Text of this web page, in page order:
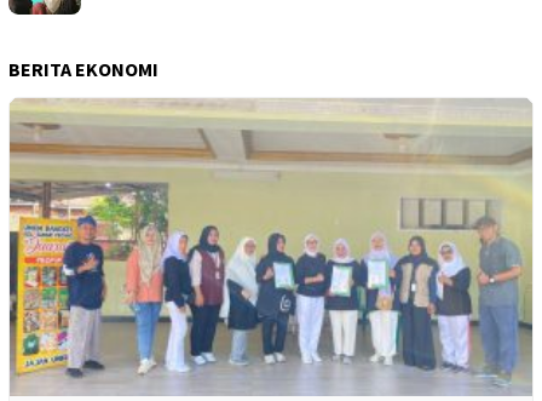
BERITA EKONOMI